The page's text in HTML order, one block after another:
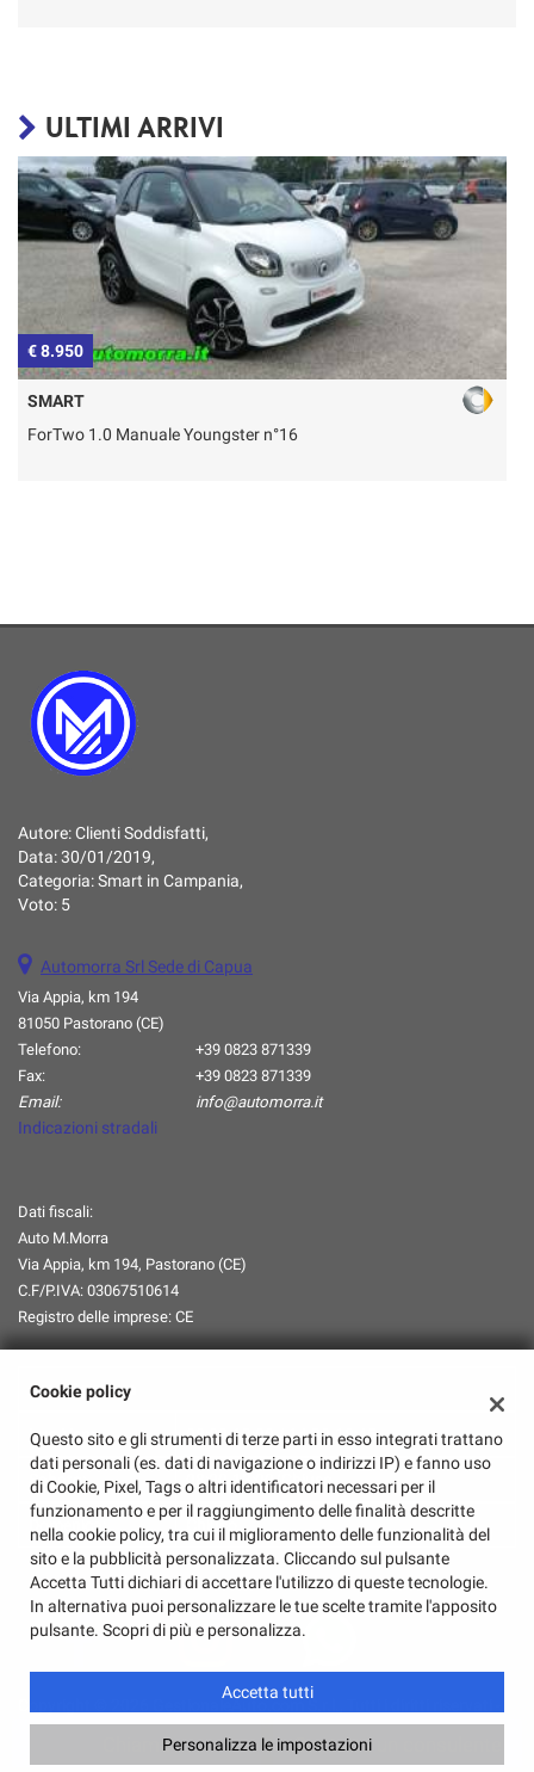
Chiama Contatta un consulente
ULTIMI ARRIVI
€ 8.950
SMART
ForTwo 1.0 Manuale Youngster n°16
Autore:Clienti Soddisfatti,
Data:30/01/2019,
Categoria:Smart in Campania,
Voto: 5
Automorra Srl Sede di Capua
Via Appia, km 194
81050 Pastorano (CE)
Telefono:
+39 0823 871339
Fax:
+39 0823 871339
Email:
info@automorra.it
Indicazioni stradali
Dati fiscali:
Auto M.Morra
Via Appia, km 194, Pastorano (CE)
C.F/P.IVA: 03067510614
Registro delle imprese: CE
Orari Apertura
Lun-Ven: 08:00-13:00 / 14:30-18:45
Sabato: 08:00-13:00/Chiuso
Domenica: Chiuso
Leggi l'informativa sulla privacy-Cookie Policy
GestionaleAuto.com
Cookie policy
Questo sito e gli strumenti di terze parti in esso integrati trattano
dati personali (es. dati di navigazione o indirizzi IP) e fanno uso
di Cookie, Pixel, Tags o altri identificatori necessari per il
funzionamento e per il raggiungimento delle finalità descritte
nella cookie policy, tra cui il miglioramento delle funzionalità del
sito e la pubblicità personalizzata. Cliccando sul pulsante
Accetta Tutti dichiari di accettare l'utilizzo di queste tecnologie.
In alternativa puoi personalizzare le tue scelte tramite l'apposito
pulsante. Scopri di più e personalizza.
Accetta tutti
Personalizza le impostazioni